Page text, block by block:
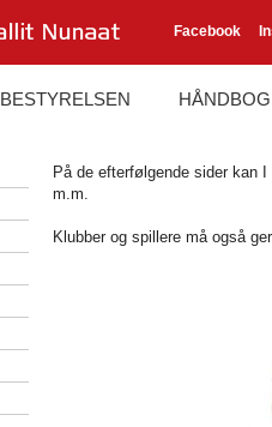
Facebook
BESTYRELSEN HÅNDBOG
På de efterfølgende sider kan
m.m.
Klubber og spillere må også